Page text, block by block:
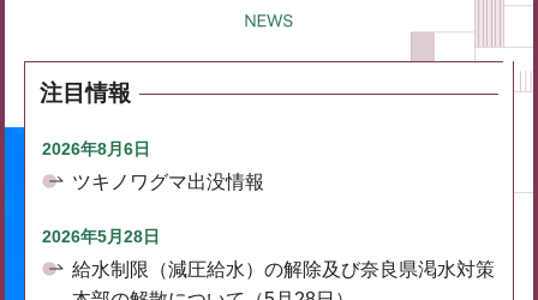
注目情報
2026年8月6日
ツキノワグマ出没情報
2026年5月28日
給水制限（減圧給水）の解除及び奈良県渇水対策